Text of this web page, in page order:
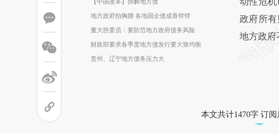
地方政府拍胸脯 各地国企债成香饽饽
董大胜委员：要防范地方政府债务风险
财政部要求各季度地方债发行要大致均衡
贵州、辽宁地方债务压力大
政府所
地方政府
本文共计1470字 订